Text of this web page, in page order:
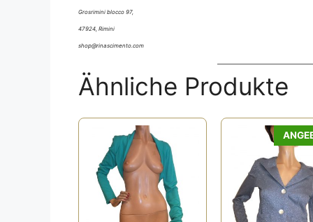
Grosrimini blocco 97,
47924, Rimini
shop@rinascimento.com
Ähnliche Produkte